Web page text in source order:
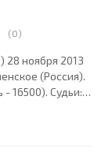
(0)
ноября 2013
(Россия).
16500). Судьи:
(Чехия).